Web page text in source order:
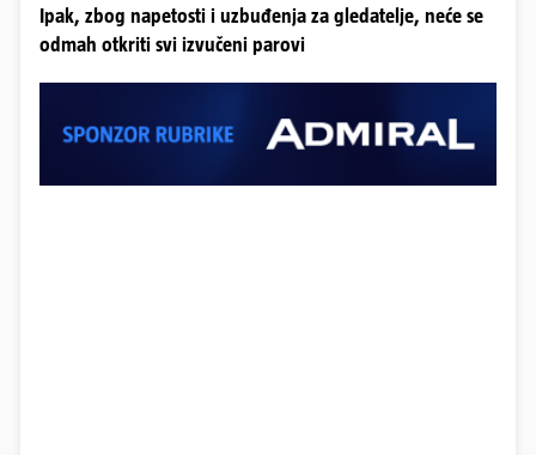
Ipak, zbog napetosti i uzbuđenja za gledatelje, neće se
odmah otkriti svi izvučeni parovi